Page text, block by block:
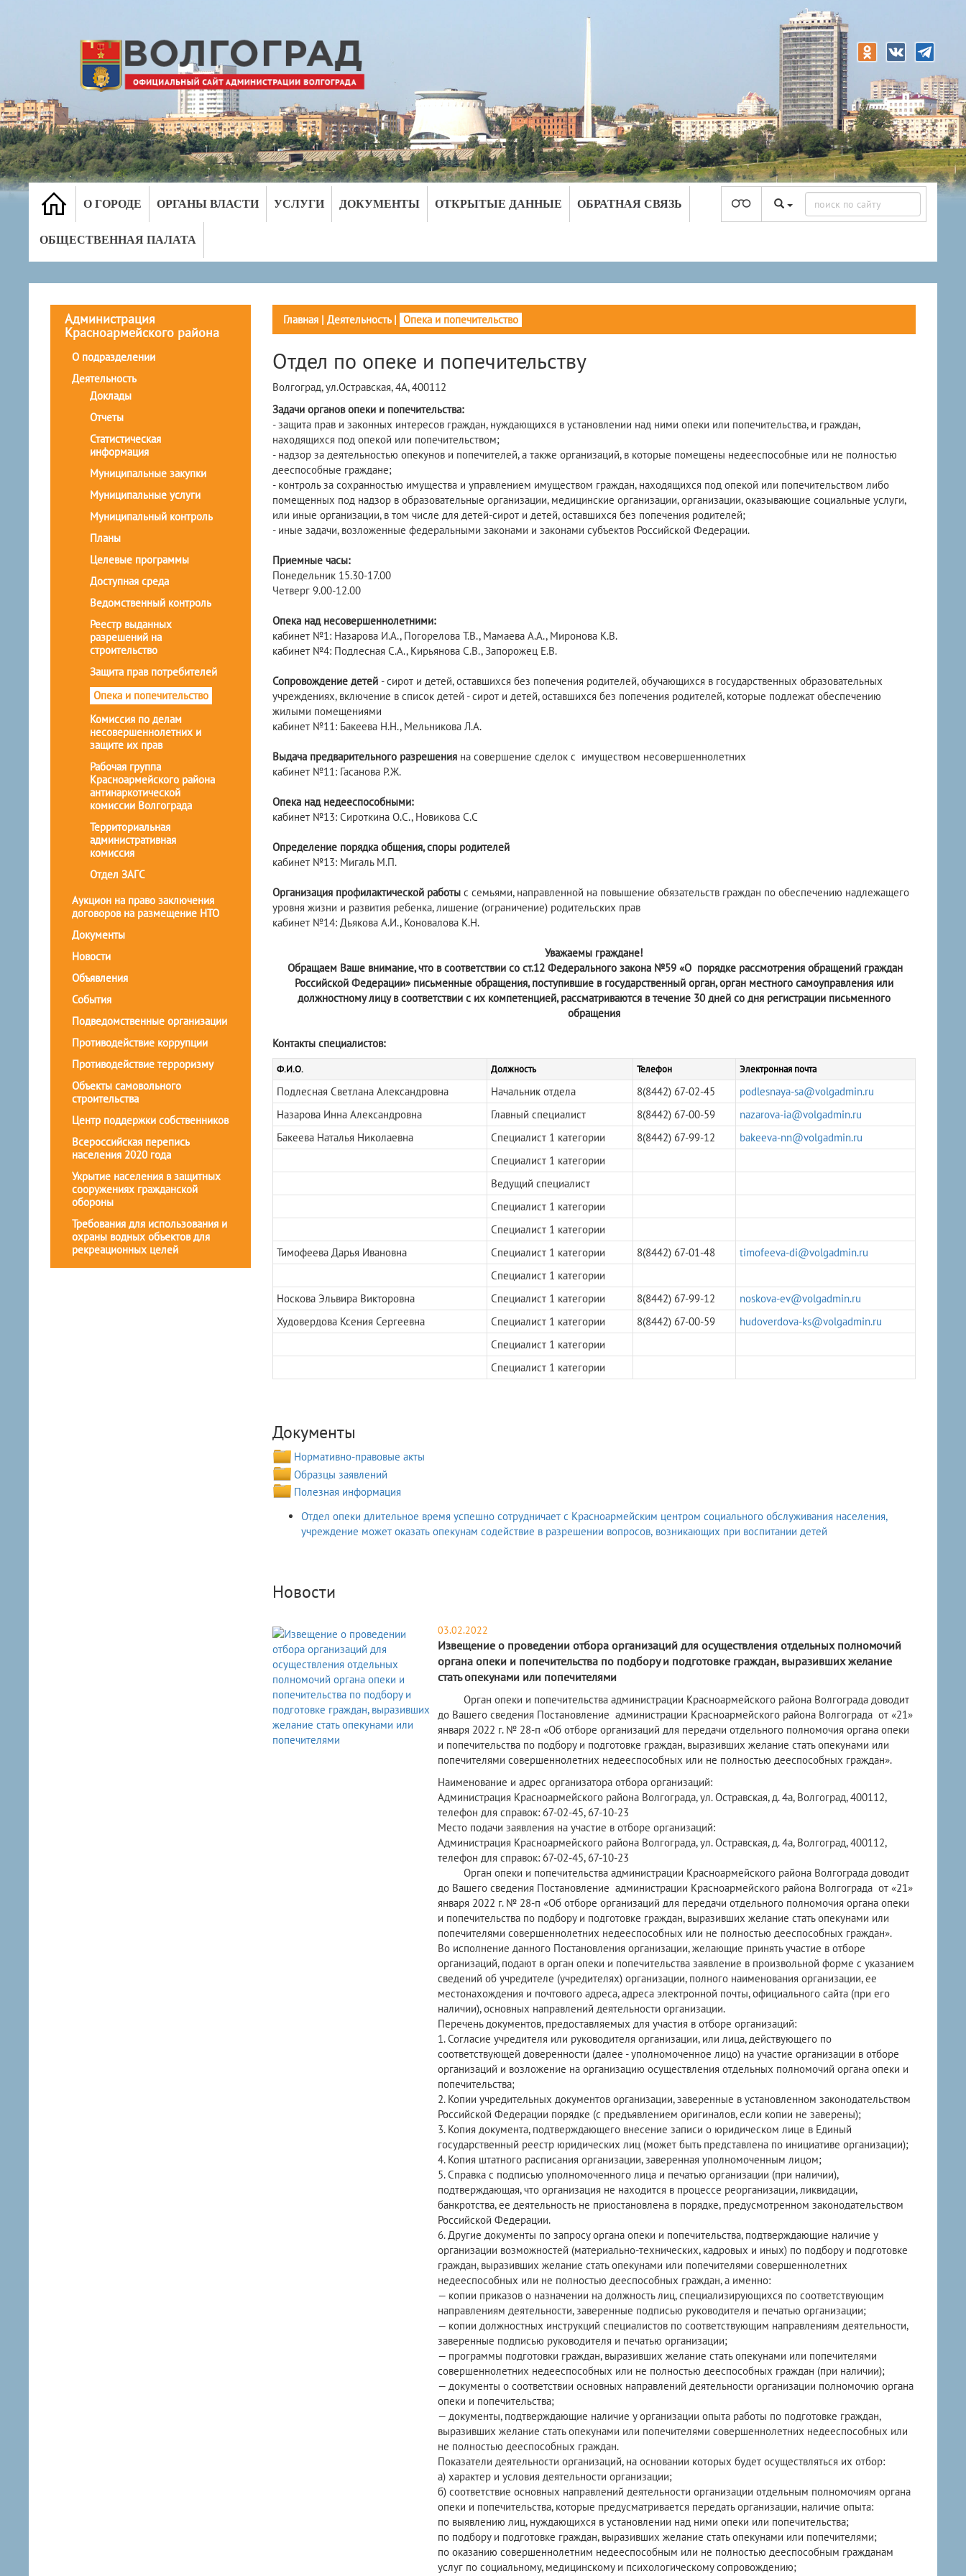
О ГОРОДЕ ОРГАНЫ ВЛАСТИ УСЛУГИ ДОКУМЕНТЫ ОТКРЫТЫЕ ДАННЫЕ ОБРАТНАЯ СВЯЗЬ
ОБЩЕСТВЕННАЯ ПАЛАТА
Администрация
Красноармейского района
О подразделении
Деятельность
Доклады
Отчеты
Статистическая
информация
Муниципальные закупки
Муниципальные услуги
Муниципальный контроль
Планы
Целевые программы
Доступная среда
Ведомственный контроль
Реестр выданных
разрешений на
строительство
Защита прав потребителей
Опека и попечительство
Комиссия по делам
несовершеннолетних и
защите их прав
Рабочая группа
Красноармейского района
антинаркотической
комиссии Волгограда
Территориальная
административная
комиссия
Отдел ЗАГС
Аукцион на право заключения
договоров на размещение НТО
Документы
Новости
Объявления
События
Подведомственные организации
Противодействие коррупции
Противодействие терроризму
Объекты самовольного
строительства
Центр поддержки собственников
Всероссийская перепись
населения 2020 года
Укрытие населения в защитных
сооружениях гражданской
обороны
Требования для использования и
охраны водных объектов для
рекреационных целей
Главная| Деятельность| Опека и попечительство
Отдел по опеке и попечительству
Волгоград, ул.Остравская, 4А, 400112
Задачи органов опеки и попечительства:
- защита прав и законных интересов граждан, нуждающихся в установлении над ними опеки или попечительства, и граждан,
находящихся под опекой или попечительством;
- надзор за деятельностью опекунов и попечителей, а также организаций, в которые помещены недееспособные или не полностью
дееспособные граждане;
- контроль за сохранностью имущества и управлением имуществом граждан, находящихся под опекой или попечительством либо
помещенных под надзор в образовательные организации, медицинские организации, организации, оказывающие социальные услуги,
или иные организации, в том числе для детей-сирот и детей, оставшихся без попечения родителей;
- иные задачи, возложенные федеральными законами и законами субъектов Российской Федерации.
Приемные часы:
Понедельник 15.30-17.00
Четверг 9.00-12.00
Опека над несовершеннолетними:
кабинет №1: Назарова И.А., Погорелова Т.В., Мамаева А.А., Миронова К.В.
кабинет №4: Подлесная С.А., Кирьянова С.В., Запорожец Е.В.
Сопровождение детей - сирот и детей, оставшихся без попечения родителей, обучающихся в государственных образовательных
учреждениях, включение в список детей - сирот и детей, оставшихся без попечения родителей, которые подлежат обеспечению
жилыми помещениями
кабинет №11: Бакеева Н.Н., Мельникова Л.А.
Выдача предварительного разрешения на совершение сделок с имуществом несовершеннолетних
кабинет №11: Гасанова Р.Ж.
Опека над недееспособными:
кабинет №13: Сироткина О.С., Новикова С.С
Определение порядка общения, споры родителей
кабинет №13: Мигаль М.П.
Организация профилактической работы с семьями, направленной на повышение обязательств граждан по обеспечению надлежащего
уровня жизни и развития ребенка, лишение (ограничение) родительских прав
кабинет №14: Дьякова А.И., Коновалова К.Н.
Уважаемы граждане!
Обращаем Ваше внимание, что в соответствии со ст.12 Федерального закона №59 «О порядке рассмотрения обращений граждан
Российской Федерации» письменные обращения, поступившие в государственный орган, орган местного самоуправления или
должностному лицу в соответствии с их компетенцией, рассматриваются в течение 30 дней со дня регистрации письменного
обращения
Контакты специалистов:
Ф.И.О. Должность Телефон Электронная почта
Подлесная Светлана Александровна Начальник отдела 8(8442) 67-02-45
podlesnaya-sa@volgadmin.ru
Назарова Инна Александровна
Главный специалист 8(8442) 67-00-59
nazarova-ia@volgadmin.ru
Бакеева Наталья Николаевна
Специалист 1 категории 8(8442) 67-99-12
bakeeva-nn@volgadmin.ru
Специалист 1 категории
Ведущий специалист
Специалист 1 категории
Специалист 1 категории
Тимофеева Дарья Ивановна
Специалист 1 категории 8(8442) 67-01-48
timofeeva-di@volgadmin.ru
Специалист 1 категории
Носкова Эльвира Викторовна
Специалист 1 категории 8(8442) 67-99-12
noskova-ev@volgadmin.ru
Худовердова Ксения Сергеевна
Специалист 1 категории 8(8442) 67-00-59
hudoverdova-ks@volgadmin.ru
Специалист 1 категории
Специалист 1 категории
Документы
Нормативно-правовые акты
Образцы заявлений
Полезная информация
Отдел опеки длительное время успешно сотрудничает с Красноармейским центром социального обслуживания населения,
учреждение может оказать опекунам содействие в разрешении вопросов, возникающих при воспитании детей
Новости
03.02.2022
Извещение о проведении отбора организаций для осуществления отдельных полномочий
органа опеки и попечительства по подбору и подготовке граждан, выразивших желание
стать опекунами или попечителями
Орган опеки и попечительства администрации Красноармейского района Волгограда доводит
до Вашего сведения Постановление администрации Красноармейского района Волгограда от «21»
января 2022 г. № 28-п «Об отборе организаций для передачи отдельного полномочия органа опеки
и попечительства по подбору и подготовке граждан, выразивших желание стать опекунами или
попечителями совершеннолетних недееспособных или не полностью дееспособных граждан».
Наименование и адрес организатора отбора организаций:
Администрация Красноармейского района Волгограда, ул. Остравская, д. 4а, Волгоград, 400112,
телефон для справок: 67-02-45, 67-10-23
Место подачи заявления на участие в отборе организаций:
Администрация Красноармейского района Волгограда, ул. Остравская, д. 4а, Волгоград, 400112,
телефон для справок: 67-02-45, 67-10-23
Орган опеки и попечительства администрации Красноармейского района Волгограда доводит
до Вашего сведения Постановление администрации Красноармейского района Волгограда от «21»
января 2022 г. № 28-п «Об отборе организаций для передачи отдельного полномочия органа опеки
и попечительства по подбору и подготовке граждан, выразивших желание стать опекунами или
попечителями совершеннолетних недееспособных или не полностью дееспособных граждан».
Во исполнение данного Постановления организации, желающие принять участие в отборе
организаций, подают в орган опеки и попечительства заявление в произвольной форме с указанием
сведений об учредителе (учредителях) организации, полного наименования организации, ее
местонахождения и почтового адреса, адреса электронной почты, официального сайта (при его
наличии), основных направлений деятельности организации.
Перечень документов, предоставляемых для участия в отборе организаций:
1. Согласие учредителя или руководителя организации, или лица, действующего по
соответствующей доверенности (далее - уполномоченное лицо) на участие организации в отборе
организаций и возложение на организацию осуществления отдельных полномочий органа опеки и
попечительства;
2. Копии учредительных документов организации, заверенные в установленном законодательством
Российской Федерации порядке (с предъявлением оригиналов, если копии не заверены);
3. Копия документа, подтверждающего внесение записи о юридическом лице в Единый
государственный реестр юридических лиц (может быть представлена по инициативе организации);
4. Копия штатного расписания организации, заверенная уполномоченным лицом;
5. Справка с подписью уполномоченного лица и печатью организации (при наличии),
подтверждающая, что организация не находится в процессе реорганизации, ликвидации,
банкротства, ее деятельность не приостановлена в порядке, предусмотренном законодательством
Российской Федерации.
6. Другие документы по запросу органа опеки и попечительства, подтверждающие наличие у
организации возможностей (материально-технических, кадровых и иных) по подбору и подготовке
граждан, выразивших желание стать опекунами или попечителями совершеннолетних
недееспособных или не полностью дееспособных граждан, а именно:
— копии приказов о назначении на должность лиц, специализирующихся по соответствующим
направлениям деятельности, заверенные подписью руководителя и печатью организации;
— копии должностных инструкций специалистов по соответствующим направлениям деятельности,
заверенные подписью руководителя и печатью организации;
— программы подготовки граждан, выразивших желание стать опекунами или попечителями
совершеннолетних недееспособных или не полностью дееспособных граждан (при наличии);
— документы о соответствии основных направлений деятельности организации полномочию органа
опеки и попечительства;
— документы, подтверждающие наличие у организации опыта работы по подготовке граждан,
выразивших желание стать опекунами или попечителями совершеннолетних недееспособных или
не полностью дееспособных граждан.
Показатели деятельности организаций, на основании которых будет осуществляться их отбор:
а) характер и условия деятельности организации;
б) соответствие основных направлений деятельности организации отдельным полномочиям органа
опеки и попечительства, которые предусматривается передать организации, наличие опыта:
по выявлению лиц, нуждающихся в установлении над ними опеки или попечительства;
по подбору и подготовке граждан, выразивших желание стать опекунами или попечителями;
по оказанию совершеннолетним недееспособным или не полностью дееспособным гражданам
услуг по социальному, медицинскому и психологическому сопровождению;